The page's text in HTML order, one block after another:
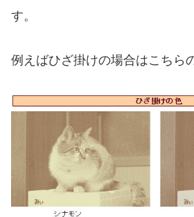
す。
例えばひざ掛けの場合はこちら